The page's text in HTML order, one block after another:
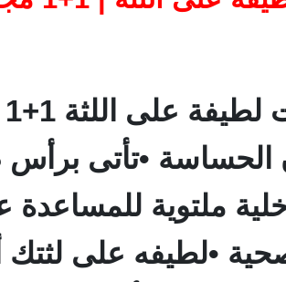
•تأتى برأس
ملتوية للمساعدة
•لطيفه على لثتك